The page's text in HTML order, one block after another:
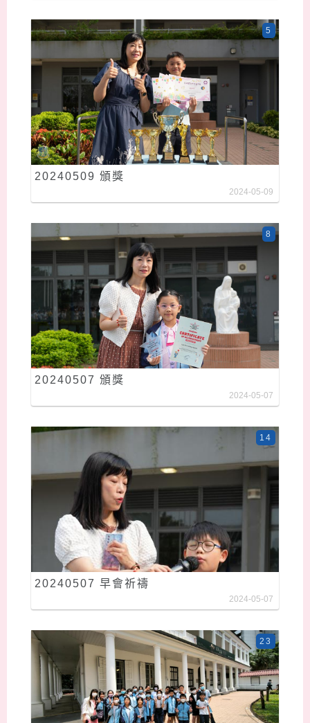
20240509 頒獎
5
2024-05-09
20240507 頒獎
8
2024-05-07
20240507 早會祈禱
14
2024-05-07
23